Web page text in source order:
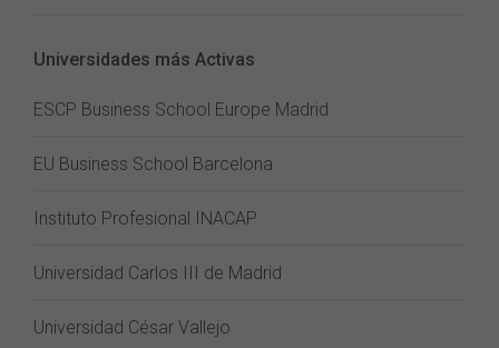
Universidades más Activas
ESCP Business School Europe Madrid
EU Business School Barcelona
Instituto Profesional INACAP
Universidad Carlos III de Madrid
Universidad César Vallejo